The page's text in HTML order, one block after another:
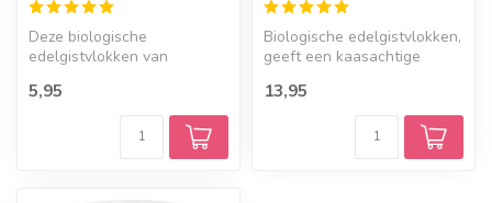
Deze biologische
edelgistvlokken van
salades en sauzen in...
5,95
Biologische edelgistvlokken,
geeft een kaasachtige
bevat ...
13,95